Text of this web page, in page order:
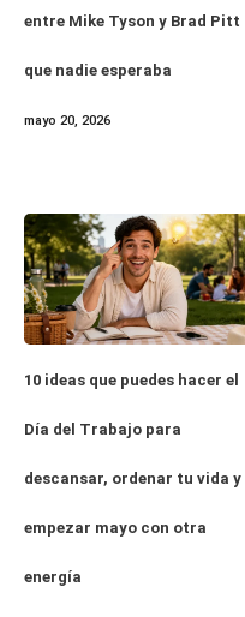
entre Mike Tyson y Brad Pitt
que nadie esperaba
mayo 20, 2026
10 ideas que puedes hacer el
Día del Trabajo para
descansar, ordenar tu vida y
empezar mayo con otra
energía